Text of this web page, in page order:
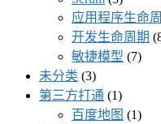
应用程序生命
开发生命周期
敏捷模型 (7)
未分类 (3)
第三方打通 (1)
百度地图 (1)